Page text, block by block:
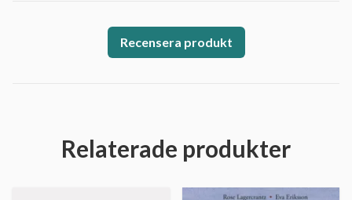
Recensera produkt
Relaterade produkter